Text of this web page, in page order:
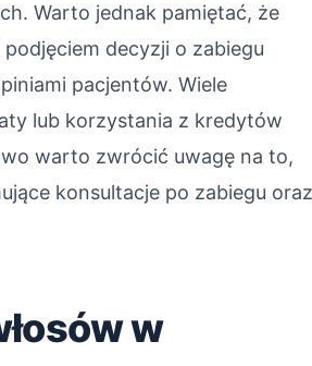
Warto jednak pamiętać, że
decyzji o zabiegu
pacjentów. Wiele
lub korzystania z kredytów
warto zwrócić uwagę na to,
konsultacje po zabiegu
w